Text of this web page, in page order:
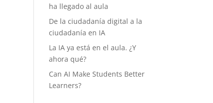
ha llegado al aula
De la ciudadanía digital a la
ciudadanía en IA
La IA ya está en el aula. ¿Y
ahora qué?
Can AI Make Students Better
Learners?